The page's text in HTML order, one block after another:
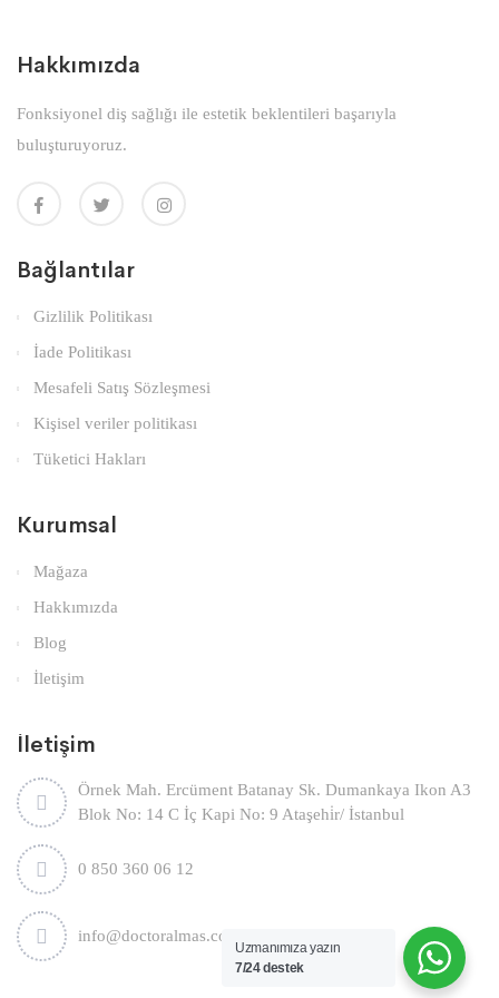
Hakkımızda
Fonksiyonel diş sağlığı ile estetik beklentileri başarıyla
buluşturuyoruz.
Bağlantılar
Gizlilik Politikası
İade Politikası
Mesafeli Satış Sözleşmesi
Kişisel veriler politikası
Tüketici Hakları
Kurumsal
Mağaza
Hakkımızda
Blog
İletişim
İletişim
Örnek Mah. Ercüment Batanay Sk. Dumankaya Ikon A3
Blok No: 14 C İç Kapi No: 9 Ataşehi̇r/ İstanbul
0 850 360 06 12
info@doctoralmas.com.tr
Uzmanımıza yazın
7/24 destek